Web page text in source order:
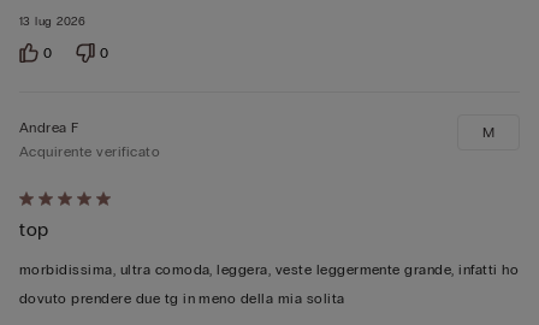
13 lug 2026
0 0
Valutato
5
su
5
Andrea F
Acquirente verificato
top
morbidissima, ultra comoda, leggera, veste leggermente grande, infatti ho
dovuto prendere due tg in meno della mia solita
M